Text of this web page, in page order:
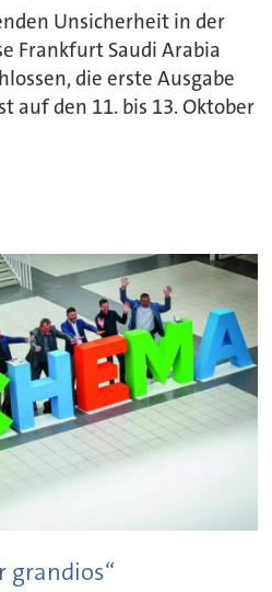
Unsicherheit in der
Frankfurt Saudi Arabia
die erste Ausgabe
auf den 11. bis 13. Oktober
grandios“